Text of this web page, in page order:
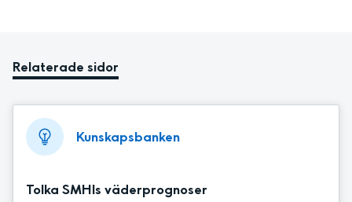
Relaterade sidor
Kunskapsbanken
Tolka SMHIs väderprognoser